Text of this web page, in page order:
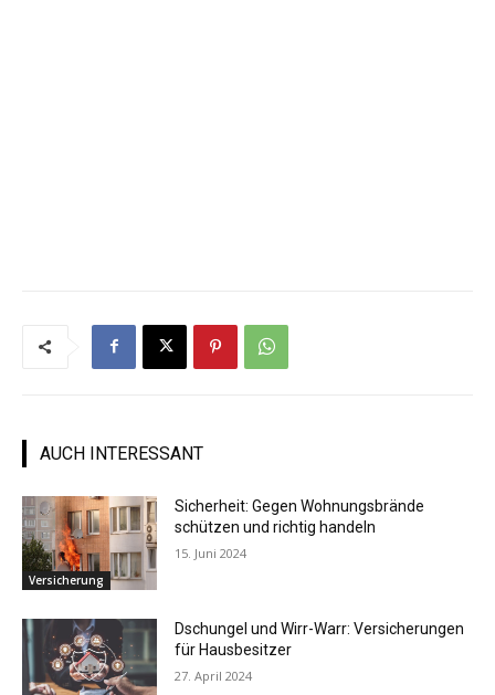
AUCH INTERESSANT
Versicherung
Sicherheit: Gegen Wohnungsbrände
schützen und richtig handeln
15. Juni 2024
Dschungel und Wirr-Warr: Versicherungen
für Hausbesitzer
27. April 2024